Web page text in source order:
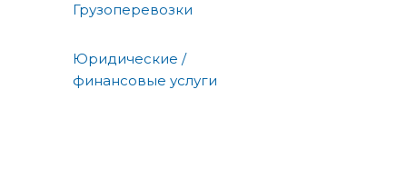
Грузоперевозки
Юридические /
финансовые услуги